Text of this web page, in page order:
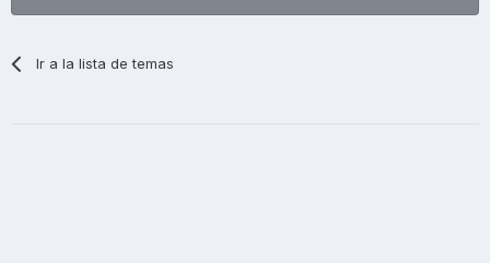
Ir a la lista de temas